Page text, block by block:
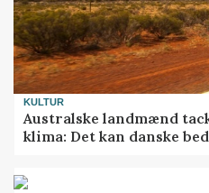
KULTUR
Australske landmænd
klima: Det kan danske